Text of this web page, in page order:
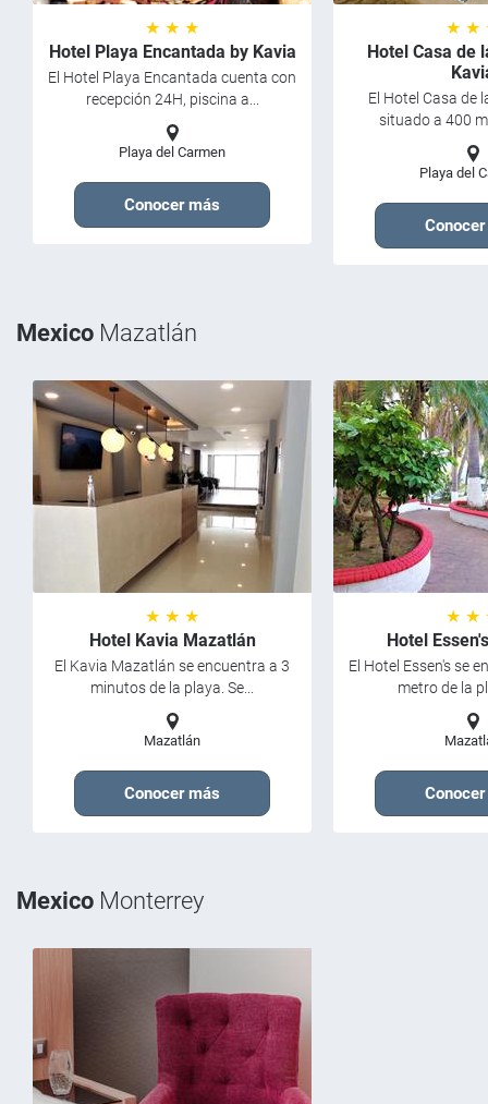
★ ★ ★
Hotel Playa Encantada by Kavia
El Hotel Playa Encantada cuenta con
recepción 24H, piscina a...
Playa del Carmen
Conocer más
★ ★
Hotel Casa de
El Hotel Casa de
situado a 400
Playa del
Mexico Mazatlán
★ ★ ★
Hotel Kavia Mazatlán
El Kavia Mazatlán se encuentra a 3
minutos de la playa. Se...
Mazatlán
Conocer más
★ ★
Hotel
El Hotel Essen's se
metro de la
Mexico Monterrey